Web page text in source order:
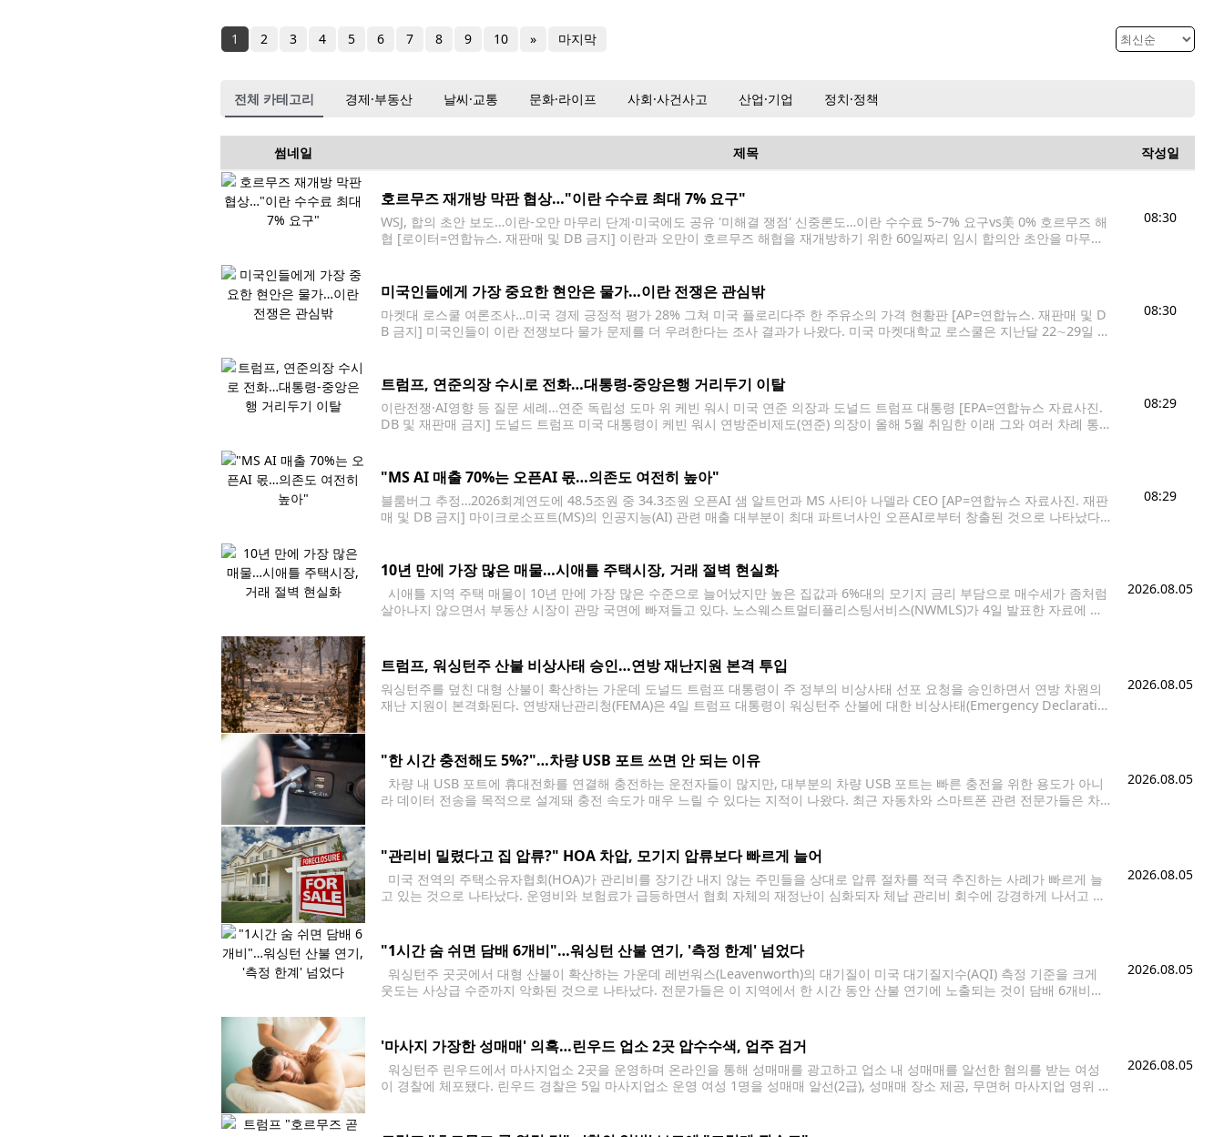
1 2 3 4 5 6 7 8 9 10 » 마지막
전체 카테고리 경제·부동산 날씨·교통 문화·라이프 사회·사건사고 산업·기업 정치·정책
썸네일 제목 작성일
호르무즈 재개방 막판 협상…"이란 수수료 최대 7% 요구"
WSJ, 합의 초안 보도…이란-오만 마무리 단계·미국에도 공유 '미해결 쟁점' 신중론도…이란 수수료 5~7% 요구vs美 0% 호르무즈 해
협 [로이터=연합뉴스. 재판매 및 DB 금지] 이란과 오만이 호르무즈 해협을 재개방하기 위한 60일짜리 임시 합의안 초안을 마무리
08:30
미국인들에게 가장 중요한 현안은 물가…이란 전쟁은 관심밖
마켓대 로스쿨 여론조사…미국 경제 긍정적 평가 28% 그쳐 미국 플로리다주 한 주유소의 가격 현황판 [AP=연합뉴스. 재판매 및 D
B 금지] 미국인들이 이란 전쟁보다 물가 문제를 더 우려한다는 조사 결과가 나왔다. 미국 마켓대학교 로스쿨은 지난달 22∼29일 미
08:30
트럼프, 연준의장 수시로 전화…대통령-중앙은행 거리두기 이탈
이란전쟁·AI영향 등 질문 세례…연준 독립성 도마 위 케빈 워시 미국 연준 의장과 도널드 트럼프 대통령 [EPA=연합뉴스 자료사진.
DB 및 재판매 금지] 도널드 트럼프 미국 대통령이 케빈 워시 연방준비제도(연준) 의장이 올해 5월 취임한 이래 그와 여러 차례 통화
08:29
"MS AI 매출 70%는 오픈AI 몫…의존도 여전히 높아"
블룸버그 추정…2026회계연도에 48.5조원 중 34.3조원 오픈AI 샘 알트먼과 MS 사티아 나델라 CEO [AP=연합뉴스 자료사진. 재판
매 및 DB 금지] 마이크로소프트(MS)의 인공지능(AI) 관련 매출 대부분이 최대 파트너사인 오픈AI로부터 창출된 것으로 나타났다.
08:29
10년 만에 가장 많은 매물…시애틀 주택시장, 거래 절벽 현실화
시애틀 지역 주택 매물이 10년 만에 가장 많은 수준으로 늘어났지만 높은 집값과 6%대의 모기지 금리 부담으로 매수세가 좀처럼
살아나지 않으면서 부동산 시장이 관망 국면에 빠져들고 있다. 노스웨스트멀티플리스팅서비스(NWMLS)가 4일 발표한 자료에 따
2026.08.05
트럼프, 워싱턴주 산불 비상사태 승인…연방 재난지원 본격 투입
워싱턴주를 덮친 대형 산불이 확산하는 가운데 도널드 트럼프 대통령이 주 정부의 비상사태 선포 요청을 승인하면서 연방 차원의
재난 지원이 본격화된다. 연방재난관리청(FEMA)은 4일 트럼프 대통령이 워싱턴주 산불에 대한 비상사태(Emergency Declaratio
2026.08.05
"한 시간 충전해도 5%?"…차량 USB 포트 쓰면 안 되는 이유
차량 내 USB 포트에 휴대전화를 연결해 충전하는 운전자들이 많지만, 대부분의 차량 USB 포트는 빠른 충전을 위한 용도가 아니
라 데이터 전송을 목적으로 설계돼 충전 속도가 매우 느릴 수 있다는 지적이 나왔다. 최근 자동차와 스마트폰 관련 전문가들은 차
2026.08.05
"관리비 밀렸다고 집 압류?" HOA 차압, 모기지 압류보다 빠르게 늘어
미국 전역의 주택소유자협회(HOA)가 관리비를 장기간 내지 않는 주민들을 상대로 압류 절차를 적극 추진하는 사례가 빠르게 늘
고 있는 것으로 나타났다. 운영비와 보험료가 급등하면서 협회 자체의 재정난이 심화되자 체납 관리비 회수에 강경하게 나서고 있
2026.08.05
"1시간 숨 쉬면 담배 6개비"…워싱턴 산불 연기, '측정 한계' 넘었다
워싱턴주 곳곳에서 대형 산불이 확산하는 가운데 레번워스(Leavenworth)의 대기질이 미국 대기질지수(AQI) 측정 기준을 크게
웃도는 사상급 수준까지 악화된 것으로 나타났다. 전문가들은 이 지역에서 한 시간 동안 산불 연기에 노출되는 것이 담배 6개비를
2026.08.05
'마사지 가장한 성매매' 의혹…린우드 업소 2곳 압수수색, 업주 검거
워싱턴주 린우드에서 마사지업소 2곳을 운영하며 온라인을 통해 성매매를 광고하고 업소 내 성매매를 알선한 혐의를 받는 여성
이 경찰에 체포됐다. 린우드 경찰은 5일 마사지업소 운영 여성 1명을 성매매 알선(2급), 성매매 장소 제공, 무면허 마사지업 영위 혐
2026.08.05